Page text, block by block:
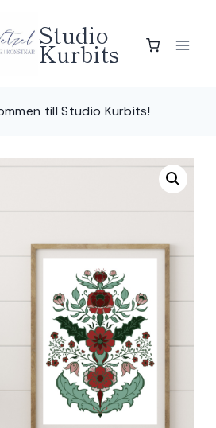
Studio
Kurbits
till Studio Kurbits!